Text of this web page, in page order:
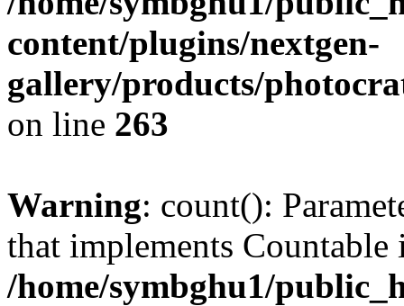
content/plugins/nextgen-
gallery/products/
on line 263
Warning: count():
that implements Countable
/home/symbghu1/